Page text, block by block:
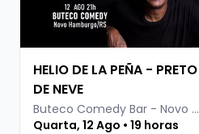
HELIO DE LA PEÑA - PRETO
DE NEVE
Buteco Comedy Bar - Novo Hamburgo
Quarta, 12 Ago • 19 horas